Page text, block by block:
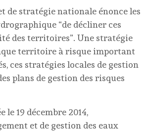
de stratégie nationale énonce les
“de décliner ces
des territoires”. Une stratégie
territoire à risque important
ces stratégies locales de gestion
plans de gestion des risques
19 décembre 2014,
et de gestion des eaux